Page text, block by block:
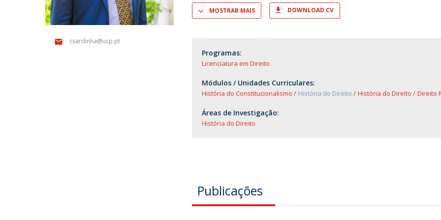
Mestrado em Direito | Forense
Master of Transnational Law
csardinha@ucp.pt
MOSTRAR MAIS DOWNLOAD CV
Programas:
Licenciatura em Direito
Módulos / Unidades Curriculares:
História do Constitucionalismo História do Direito História do Direito Direito
Áreas de Investigação:
História do Direito
Publicações